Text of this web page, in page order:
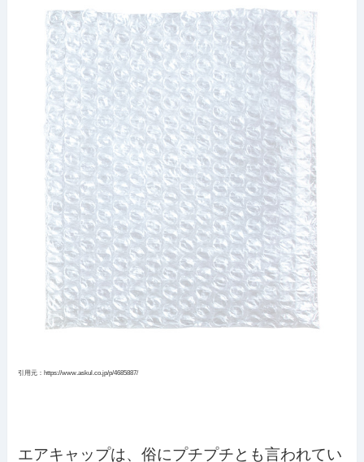
引用元：https://www.askul.co.jp/p/4685887/
エアキャップは、俗にプチプチとも言われてい